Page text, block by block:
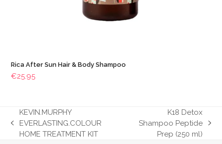
Rica After Sun Hair & Body Shampoo
€25.95
previous
post:
KEVIN.MURPHY
EVERLASTING.COLOUR
HOME TREATMENT KIT
next
K18 Detox
Shampoo Peptide
Prep (250 ml)